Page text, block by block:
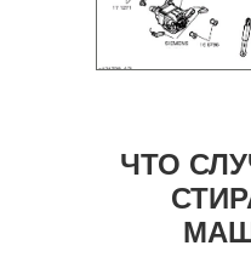
ЧТО